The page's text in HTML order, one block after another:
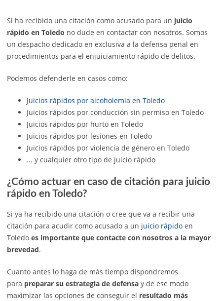
Si ha recibido una citación como acusado para un juicio
rápido en Toledo no dude en contactar con nosotros. Somos
un despacho dedicado en exclusiva a la defensa penal en
procedimientos para el enjuiciamiento rápido de delitos.
Podemos defenderle en casos como:
Juicios rápidos por alcoholemia en Toledo
Juicios rápidos por conducción sin permiso en Toledo
Juicios rápidos por hurto en Toledo
Juicios rápidos por lesiones en Toledo
Juicios rápidos por violencia de género en Toledo
... y cualquier otro tipo de juicio rápido
¿Cómo actuar en caso de citación para juicio
rápido en Toledo?
Si ya ha recibido una citación o cree que va a recibir una
citación para acudir como acusado a un juicio rápido en
Toledo es importante que contacte con nosotros a la mayor
brevedad.
Cuanto antes lo haga de más tiempo dispondremos
para preparar su estrategia de defensa y de ese modo
maximizar las opciones de conseguir el resultado más